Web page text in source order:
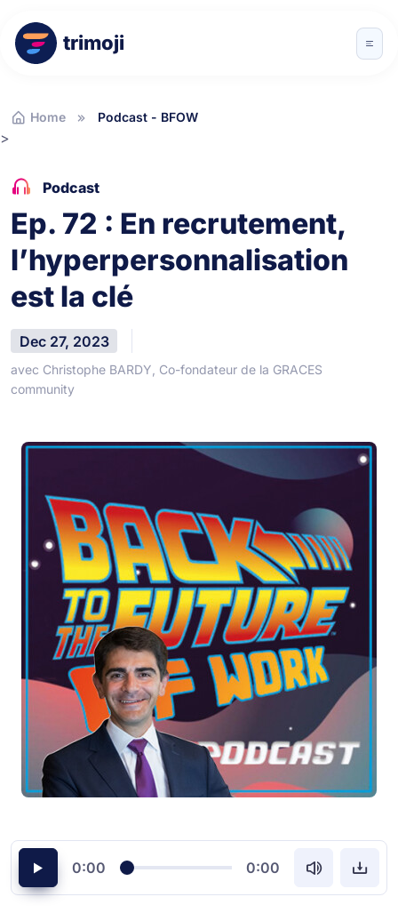
trimoji
Home Podcast - BFOW
>
Podcast
Ep. 72 : En recrutement,
l’hyperpersonnalisation
est la clé
Dec 27, 2023
avec Christophe BARDY, Co-fondateur de la GRACES
community
0:00 0:00